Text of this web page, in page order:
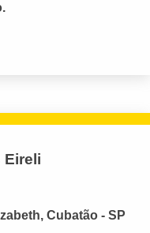
Eireli
Cubatão - SP